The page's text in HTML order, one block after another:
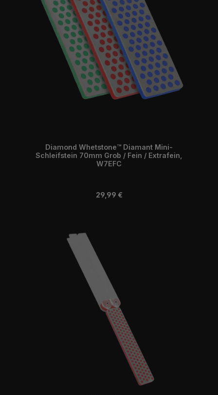
Diamond Whetstone™ Diamant Mini-
Schleifstein 70mm Grob / Fein / Extrafein,
W7EFC
Regulärer Preis:
29,99 €